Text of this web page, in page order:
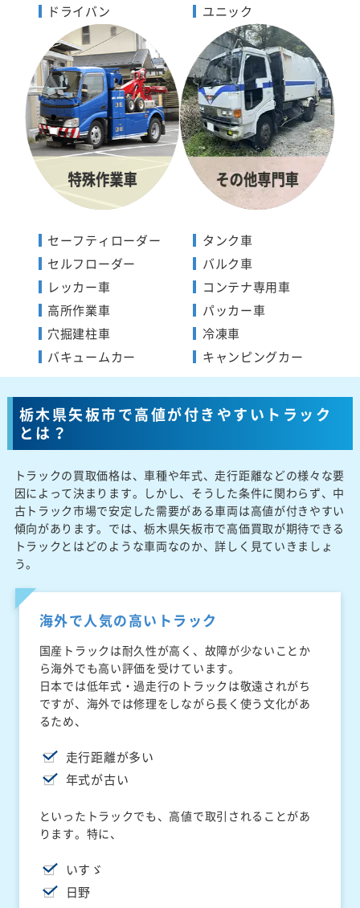
ドライバン
ユニック
セーフティローダー
セルフローダー
レッカー車
高所作業車
穴掘建柱車
バキュームカー
タンク車
バルク車
コンテナ専用車
パッカー車
冷凍車
キャンピングカー
栃木県矢板市で高値が付きやすいトラック
とは？
トラックの買取価格は、車種や年式、走行距離などの様々な要
因によって決まります。しかし、そうした条件に関わらず、中
古トラック市場で安定した需要がある車両は高値が付きやすい
傾向があります。では、栃木県矢板市で高価買取が期待できる
トラックとはどのような車両なのか、詳しく見ていきましょ
う。
海外で人気の高いトラック
国産トラックは耐久性が高く、故障が少ないことか
ら海外でも高い評価を受けています。
日本では低年式・過走行のトラックは敬遠されがち
ですが、海外では修理をしながら長く使う文化があ
るため、
走行距離が多い
年式が古い
といったトラックでも、高値で取引されることがあ
ります。特に、
いすゞ
日野